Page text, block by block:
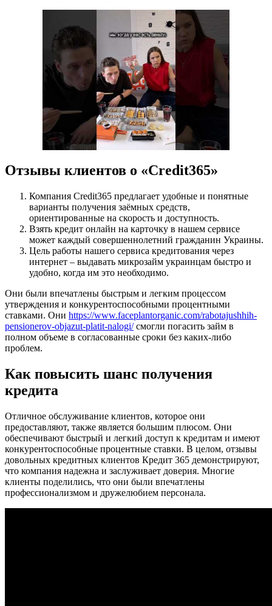
Отзывы клиентов о «Credit365»
Компания Credit365 предлагает удобные и понятные
варианты получения заёмных средств,
ориентированные на скорость и доступность.
Взять кредит онлайн на карточку в нашем сервисе
может каждый совершеннолетний гражданин Украины.
Цель работы нашего сервиса кредитования через
интернет – выдавать микрозайм украинцам быстро и
удобно, когда им это необходимо.
Они были впечатлены быстрым и легким процессом
утверждения и конкурентоспособными процентными
ставками. Они https://www.faceplantorganic.com/rabotajushhih-
pensionerov-objazut-platit-nalogi/смогли погасить займ в
полном объеме в согласованные сроки без каких-либо
проблем.
Как повысить шанс получения
кредита
Отличное обслуживание клиентов, которое они
предоставляют, также является большим плюсом. Они
обеспечивают быстрый и легкий доступ к кредитам и имеют
конкурентоспособные процентные ставки. В целом, отзывы
довольных кредитных клиентов Кредит 365 демонстрируют,
что компания надежна и заслуживает доверия. Многие
клиенты поделились, что они были впечатлены
профессионализмом и дружелюбием персонала.